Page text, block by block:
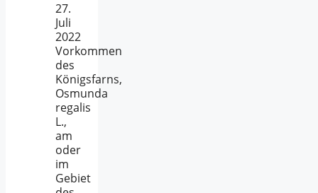
27.
Juli
2022
Vorkommen
des
Königsfarns,
Osmunda
regalis
L.,
am
oder
im
Gebiet